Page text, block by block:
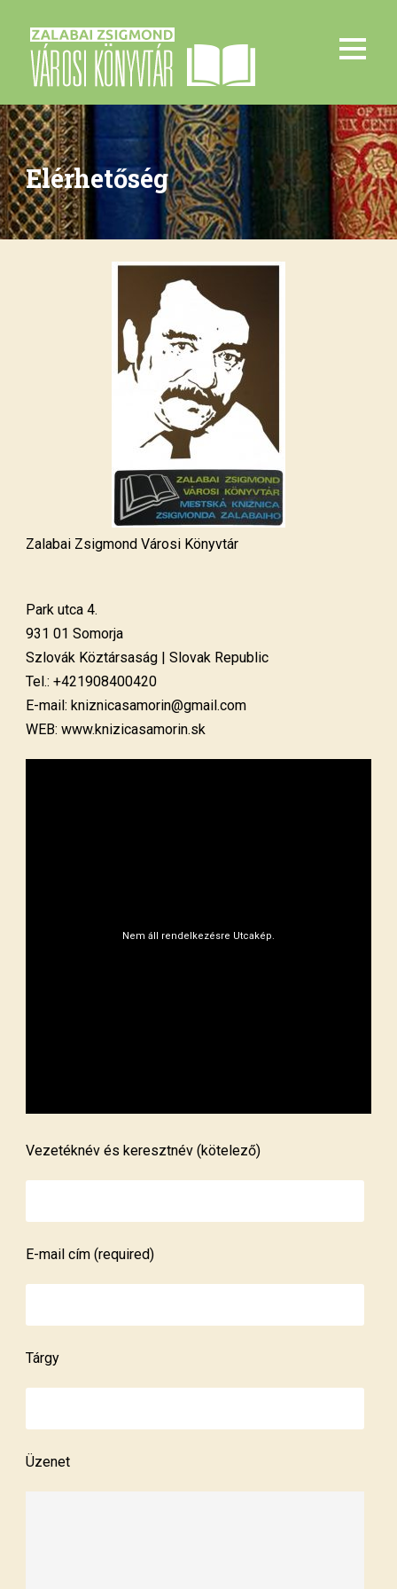
Elérhetőség
Zalabai Zsigmond Városi Könyvtár
Park utca 4.
931 01 Somorja
Szlovák Köztársaság | Slovak Republic
Tel.: +421908400420
E-mail: kniznicasamorin@gmail.com
WEB: www.knizicasamorin.sk
Vezetéknév és keresztnév (kötelező)
E-mail cím (required)
Tárgy
Üzenet